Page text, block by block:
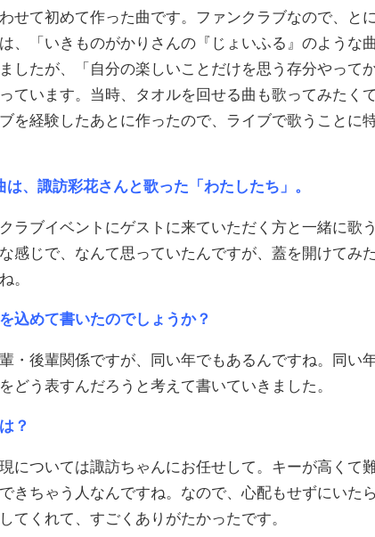
せて初めて作った曲です。ファンクラブなので、と
、「いきものがかりさんの『じょいふる』のような
したが、「自分の楽しいことだけを思う存分やって
ています。当時、タオルを回せる曲も歌ってみたく
を経験したあとに作ったので、ライブで歌うことに
、諏訪彩花さんと歌った「わたしたち」。
ラブイベントにゲストに来ていただく方と一緒に歌
感じで、なんて思っていたんですが、蓋を開けてみ
。
めて書いたのでしょうか？
・後輩関係ですが、同い年でもあるんですね。同い
どう表すんだろうと考えて書いていきました。
？
については諏訪ちゃんにお任せして。キーが高くて
きちゃう人なんですね。なので、心配もせずにいた
てくれて、すごくありがたかったです。